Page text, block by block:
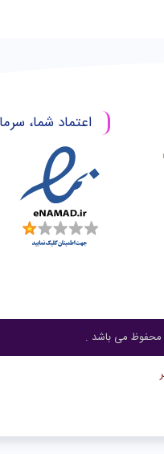
اعتماد شما،
می باشد .